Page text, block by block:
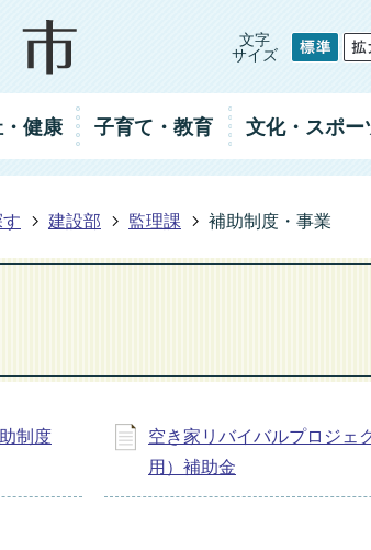
文字
サイズ
健康 子育て・教育 文化・スポー
建設部 監理課 補助制度・事業
制度
空き家リバイバルプロジェ
用）補助金